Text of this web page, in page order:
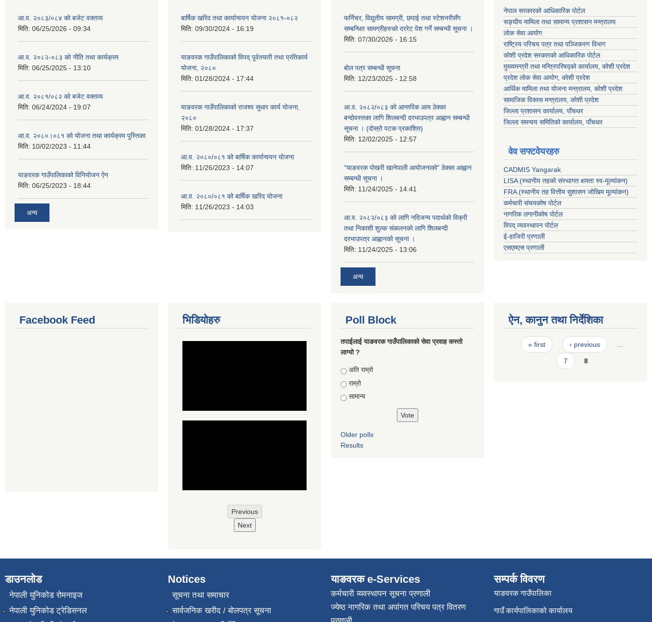
आ.व. २०८३/०८४ को बजेट वक्तव्य
मिति: 06/25/2026 - 09:34
आ.व. २०८२-०८३ को नीति तथा कार्यक्रम
मिति: 06/25/2025 - 13:10
आ.व. २०८१/०८२ को बजेट वक्तव्य
मिति: 06/24/2024 - 19:07
आ.व. २०८०।०८१ को योजना तथा कार्यक्रम पुस्तिका
मिति: 10/02/2023 - 11:44
याङवरक गाउँपालिकाको विनियोजन ऐन
मिति: 06/25/2023 - 18:44
अन्य
बार्षिक खरिद तथा कार्यान्वयन योजना २०८१-०८२
मिति: 09/30/2024 - 16:19
याङवरक गाउँपालिकाको विपद् पूर्वतयारी तथा प्रतिकार्य
योजना, २०८०
मिति: 01/28/2024 - 17:44
याङवरक गाउँपालिकाको राजश्व सुधार कार्य योजना,
२०८०
मिति: 01/28/2024 - 17:37
आ.व. २०८०/०८१ को बार्षिक कार्यान्वयन योजना
मिति: 11/26/2023 - 14:07
आ.व. २०८०/०८१ को बार्षिक खरिद योजना
मिति: 11/26/2023 - 14:03
फर्निचर, विद्युतीय सामग्री, छपाई तथा स्टेशनरीसँग
सम्बन्धित सामग्रीहरुको दररेट पेश गर्ने सम्बन्धी सूचना ।
मिति: 07/30/2026 - 16:15
बोल पत्र सम्बन्धी सूचना
मिति: 12/23/2025 - 12:58
आ.व. २०८२/०८३ को आन्तरिक आय ठेक्का
बन्दोवस्तका लागि शिलबन्दी दरभाउपत्र आह्वान सम्बन्धी
सूचना । (दोस्रो पटक प्रकाशित)
मिति: 12/02/2025 - 12:57
"याङवरक पोखरी खानेपाली आयोजनाको" ठेक्का आह्वान
सम्बन्धी सूचना ।
मिति: 11/24/2025 - 14:41
आ.व. २०८२/०८३ को लागि नदिजन्य पदार्थको विक्री
तथा निकाशी शुल्क संकलनको लागि शिलबन्दी
दरभाउपत्र आह्वानको सूचना ।
मिति: 11/24/2025 - 13:06
अन्य
नेपाल सरकारको आधिकारिक पोर्टल
सङ्‍घीय मामिला तथा सामान्य प्रशासन मन्त्रालय
लोक सेवा आयोग
राष्ट्रिय परिचय पत्र तथा पञ्जिकरण विभाग
कोशी प्रदेश सरकारको आधिकारिक पोर्टल
मुख्यमन्त्री तथा मन्त्रिपरिषद्को कार्यालय, कोशी प्रदेश
प्रदेश लोक सेवा आयोग, कोशी प्रदेश
आर्थिक मामिला तथा योजना मन्त्रालय, कोशी प्रदेश
सामाजिक विकास मन्त्रालय, कोशी प्रदेश
जिल्ला प्रशासन कार्यालय, पाँचथर
जिल्ला समन्वय समितिको कार्यालय, पाँचथर
वेव सफ्टवेयरहरु
CADMIS Yangarak
LISA (स्थानीय तहको संस्थागत क्षमता स्व-मूल्यांकन)
FRA (स्थानीय तह वित्तीय सुशासन जोखिम मूल्यांकन)
कर्मचारी संचयकोष पोर्टल
नागरिक लगानीकोष पोर्टल
विपद् व्यवस्थापन पोर्टल
ई-हाजिरी प्रणाली
एसएमएस प्रणाली
Facebook Feed भिडियोहरु
Previous
Next
Poll Block
तपाईलाई याङवरक गाउँपालिकाको सेवा प्रवाह कस्तो
लाग्यो ?
Choices
अति राम्रो
राम्रो
सामान्य
Older polls
Results
ऐन, कानुन तथा निर्देशिका
Pages
« first ‹ previous
7 8
डाउनलोड
नेपाली युनिकोड रोमनाइज
नेपाली युनिकोड ट्रेडिसनल
Notices
सूचना तथा समाचार
सार्वजनिक खरीद / बोलपत्र सूचना
याङवरक e-Services
कर्मचारी व्यवस्थापन सूचना प्रणाली
ज्येष्ठ नागरिक तथा अपांगत परिचय पत्र वितरण
सम्पर्क विवरण
याङवरक गाउँपालिका
गाउँ कार्यपालिकाको कार्यालय